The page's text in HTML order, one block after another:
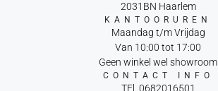
2031BN Haarlem
KANTOORUREN
Maandag t/m Vrijdag
Van 10:00 tot 17:00
Geen winkel wel showroom
CONTACT INFO
TEl. 0682016501